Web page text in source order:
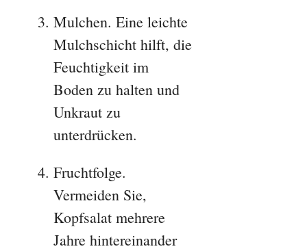
Mulchen. Eine leichte
Mulchschicht hilft, die
Feuchtigkeit im
Boden zu halten und
Unkraut zu
unterdrücken.
Fruchtfolge.
Vermeiden Sie,
Kopfsalat mehrere
Jahre hintereinander